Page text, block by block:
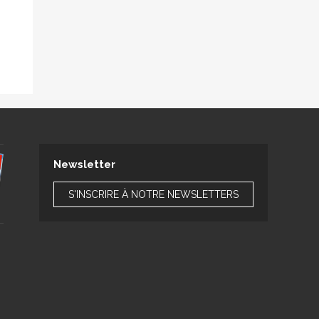
Newsletter
S'INSCRIRE À NOTRE NEWSLETTERS